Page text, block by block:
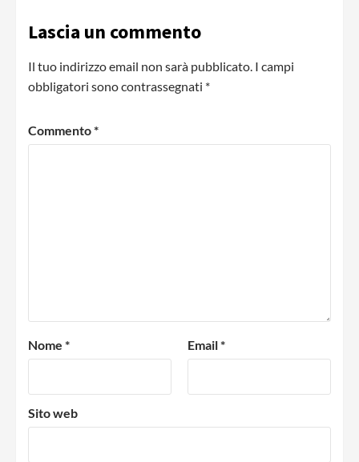
Lascia un commento
Il tuo indirizzo email non sarà pubblicato. I campi
obbligatori sono contrassegnati *
Commento*
Nome * Email*
Sito web